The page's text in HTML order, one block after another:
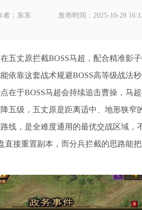
者：东东 发布时间：2025-10-28
五丈原拦截BOSS马超，配合精准影
依靠这套战术规避BOSS高等级战法
在于BOSS马超会持续追击曹操，马
五级，五丈原是距离适中、地形狭窄
线，是全难度通用的最优交战区域，
直接重置副本，而分兵拦截的思路能